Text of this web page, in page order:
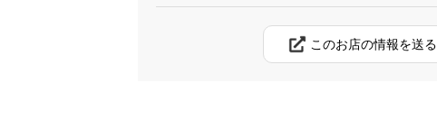
このお店の情報を送る